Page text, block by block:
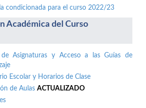
condicionada para el curso 2022/23
Académica del Curso
de Asignaturas y Acceso a las Guías de
Escolar y Horarios de Clase
de Aulas ACTUALIZADO